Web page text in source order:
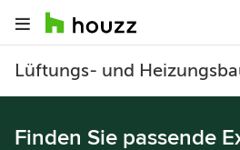
Lüftungs- und
Finden Sie passende